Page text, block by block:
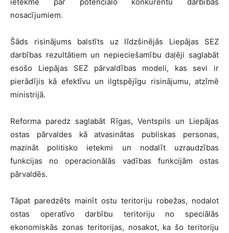
nosacījumiem.
Šāds risinājums balstīts uz līdzšinējās Liepājas SEZ
darbības rezultātiem un nepieciešamību daļēji saglabāt
esošo Liepājas SEZ pārvaldības modeli, kas sevi ir
pierādījis kā efektīvu un ilgtspējīgu risinājumu, atzīmē
ministrijā.
Reforma paredz saglabāt Rīgas, Ventspils un Liepājas
ostas pārvaldes kā atvasinātas publiskas personas,
mazināt politisko ietekmi un nodalīt uzraudzības
funkcijas no operacionālās vadības funkcijām ostas
pārvaldēs.
Tāpat paredzēts mainīt ostu teritoriju robežas, nodalot
ostas operatīvo darbību teritoriju no speciālās
ekonomiskās zonas teritorijas, nosakot, ka šo teritoriju